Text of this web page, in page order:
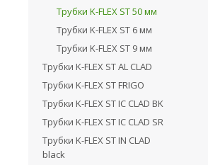
Трубки K-FLEX ST 50 мм
Трубки K-FLEX ST 6 мм
Трубки K-FLEX ST 9 мм
Трубки K-FLEX ST AL CLAD
Трубки K-FLEX ST FRIGO
Трубки K-FLEX ST IC CLAD BK
Трубки K-FLEX ST IC CLAD SR
Трубки K-FLEX ST IN CLAD
black